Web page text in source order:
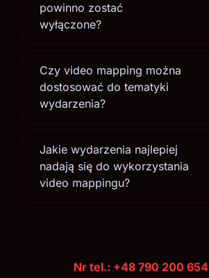
powinno zostać
wyłączone?
Czy video mapping można
dostosować do tematyki
wydarzenia?
Jakie wydarzenia najlepiej
nadają się do wykorzystania
video mappingu?
Nr tel.: +48 790 200 654